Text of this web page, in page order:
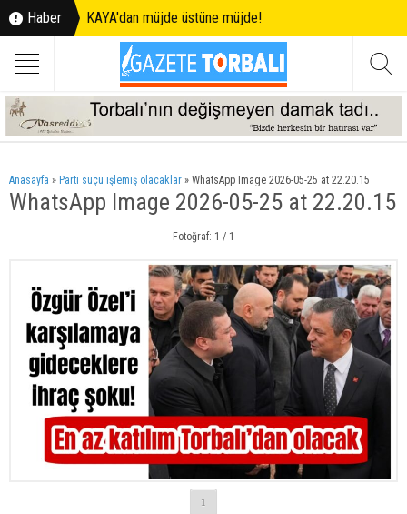
Haber KAYA'dan müjde üstüne müjde!
Anasayfa » Parti suçu işlemiş olacaklar » WhatsApp Image 2026-05-25 at 22.20.15
WhatsApp Image 2026-05-25 at 22.20.15
Fotoğraf: 1 / 1
1